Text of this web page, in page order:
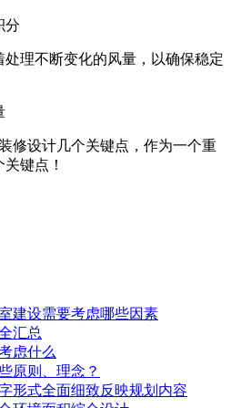
分
理不断变化的风量，以确保稳定
修设计几个关键点，作为一个重
键点！
建设需要考虑哪些因素
汇总
虑什么
原则、理念？
形式全面细致反映规划内容